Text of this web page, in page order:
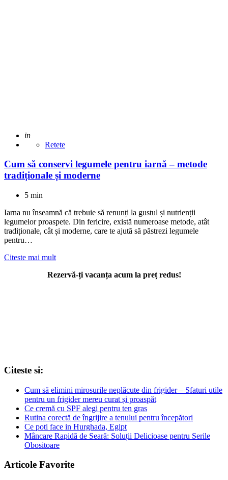
Adaugat
in
Retete
Cum să conservi legumele pentru iarnă – metode
tradiționale și moderne
5 min
Iarna nu înseamnă că trebuie să renunți la gustul și nutrienții
legumelor proaspete. Din fericire, există numeroase metode, atât
tradiționale, cât și moderne, care te ajută să păstrezi legumele
pentru…
Citeste mai mult
Rezervă-ți vacanța acum la preț redus!
Citeste si:
Cum să elimini mirosurile neplăcute din frigider – Sfaturi utile
pentru un frigider mereu curat și proaspăt
Ce cremă cu SPF alegi pentru ten gras
Rutina corectă de îngrijire a tenului pentru începători
Ce poti face in Hurghada, Egipt
Mâncare Rapidă de Seară: Soluții Delicioase pentru Serile
Obositoare
Articole Favorite